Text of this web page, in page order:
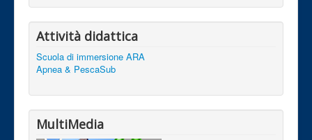
Attività didattica
Scuola di immersione ARA
Apnea & PescaSub
MultiMedia